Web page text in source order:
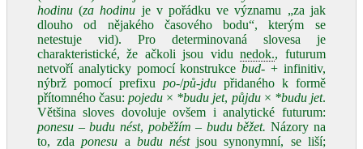
hodinu (za hodinu je v pořádku ve významu „za jak
dlouho od nějakého časového bodu“, kterým se
netestuje vid). Pro determinovaná slovesa je
charakteristické, že ačkoli jsou vidunedok., futurum
netvoří analyticky pomocí konstrukcebud‑ + infinitiv,
nýbrž pomocí prefixu po‑/pů‑jdupřidaného k formě
přítomného času:pojedu × *budu jet, půjdu× *budu jet.
Většina sloves dovoluje ovšem i analytické futurum:
ponesu – budu nést, poběžím – budu běžet. Názory na
to, zdaponesu a budu néstjsou synonymní, se liší;